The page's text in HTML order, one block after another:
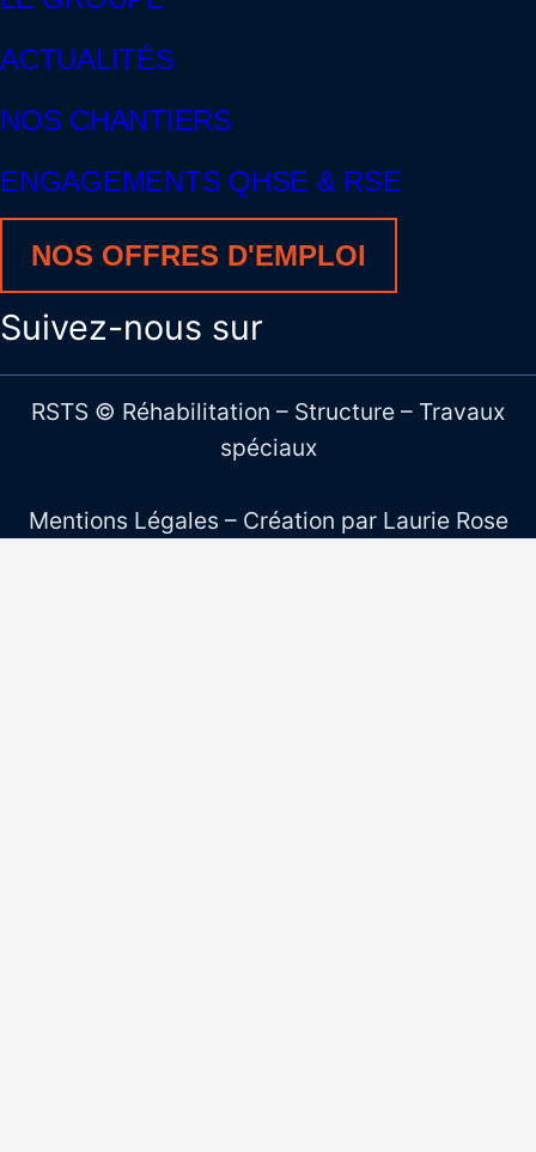
ACTUALITÉS
NOS CHANTIERS
ENGAGEMENTS QHSE & RSE
NOS OFFRES D'EMPLOI
Suivez-nous sur
RSTS © Réhabilitation – Structure – Travaux
spéciaux
Mentions Légales – Création par Laurie Rose